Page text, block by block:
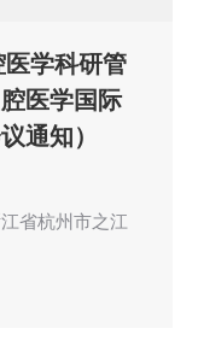
学科研管
医学国际
通知）
省杭州市之江